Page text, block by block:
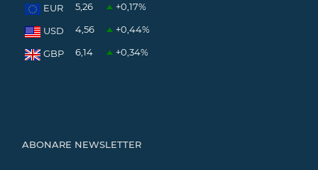
EUR
5,26 +0,17%
USD 4,56 +0,44%
GBP 6,14 +0,34%
ABONARE NEWSLETTER